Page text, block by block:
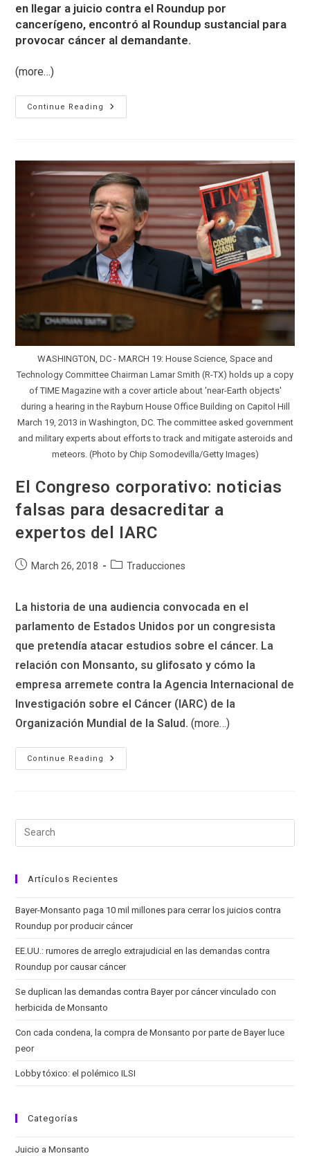
en llegar a juicio contra el Roundup por
cancerígeno, encontró al Roundup sustancial para
provocar cáncer al demandante.
(more…)
Continue Reading
Monsanto
Culpable:
Roundup
Por
Cancerígeno
WASHINGTON, DC - MARCH 19: House Science, Space and
Technology Committee Chairman Lamar Smith (R-TX) holds up a copy
of TIME Magazine with a cover article about 'near-Earth objects'
during a hearing in the Rayburn House Office Building on Capitol Hill
March 19, 2013 in Washington, DC. The committee asked government
and military experts about efforts to track and mitigate asteroids and
meteors. (Photo by Chip Somodevilla/Getty Images)
El Congreso corporativo: noticias
falsas para desacreditar a
expertos del IARC
PostMarch 26, 2018
PostTraducciones
La historia de una audiencia convocada en el
parlamento de Estados Unidos por un congresista
que pretendía atacar estudios sobre el cáncer. La
relación con Monsanto, su glifosato y cómo la
empresa arremete contra la Agencia Internacional de
Investigación sobre el Cáncer (IARC) de la
Organización Mundial de la Salud. (more…)
Continue Reading
El
Congreso
Desacreditar
Del
Artículos Recientes
Bayer-Monsanto paga 10 mil millones para cerrar los juicios contra
Roundup por producir cáncer
EE.UU.: rumores de arreglo extrajudicial en las demandas contra
Roundup por causar cáncer
Se duplican las demandas contra Bayer por cáncer vinculado con
herbicida de Monsanto
Con cada condena, la compra de Monsanto por parte de Bayer luce
peor
Lobby tóxico: el polémico ILSI
Categorías
Juicio a Monsanto